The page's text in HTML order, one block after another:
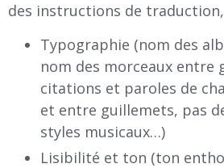
des instructions de
Typographie (nom des
nom des morceaux entre
citations et paroles de
et entre guillemets, pas
styles musicaux…)
Lisibilité et ton (ton